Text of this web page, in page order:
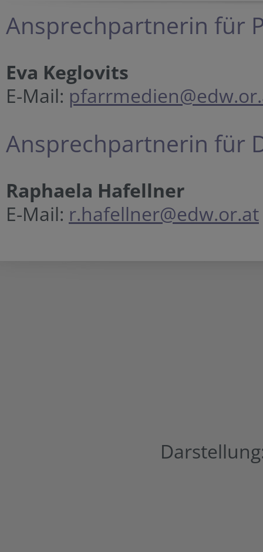
Ansprechpartnerin für
Eva Keglovits
E-Mail:
Ansprechpartnerin für
Raphaela Hafellner
E-Mail: r.hafellner@edw.or.at